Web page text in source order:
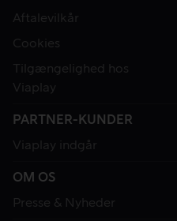
Aftalevilkår
Cookies
Tilgængelighed hos
Viaplay
PARTNER-KUNDER
Viaplay indgår
OM OS
Presse & Nyheder